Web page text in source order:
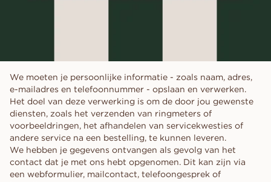
We moeten je persoonlijke informatie - zoals naam, adres,
e-mailadres en telefoonnummer - opslaan en verwerken.
Het doel van deze verwerking is om de door jou gewenste
diensten, zoals het verzenden van ringmeters of
voorbeeldringen, het afhandelen van servicekwesties of
andere service na een bestelling, te kunnen leveren.
We hebben je gegevens ontvangen als gevolg van het
contact dat je met ons hebt opgenomen. Dit kan zijn via
een webformulier, mailcontact, telefoongesprek of